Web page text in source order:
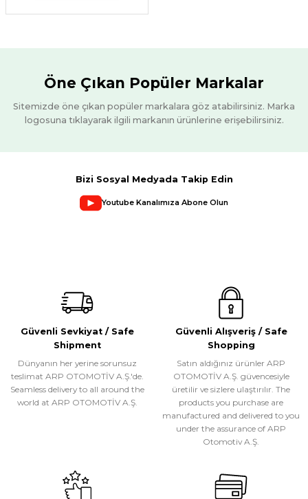
Öne Çıkan Popüler Markalar
Sitemizde öne çıkan popüler markalara göz atabilirsiniz. Marka
logosuna tıklayarak ilgili markanın ürünlerine erişebilirsiniz.
Bizi Sosyal Medyada Takip Edin
Youtube Kanalımıza Abone Olun
Güvenli Sevkiyat / Safe
Shipment
Dünyanın her yerine sorunsuz
teslimat ARP OTOMOTİV A.Ş.'de.
Seamless delivery to all around the
world at ARP OTOMOTİV A.Ş.
Güvenli Alışveriş / Safe
Shopping
Satın aldığınız ürünler ARP
OTOMOTİV A.Ş. güvencesiyle
üretilir ve sizlere ulaştırılır. The
products you purchase are
manufactured and delivered to you
under the assurance of ARP
Otomotiv A.Ş.